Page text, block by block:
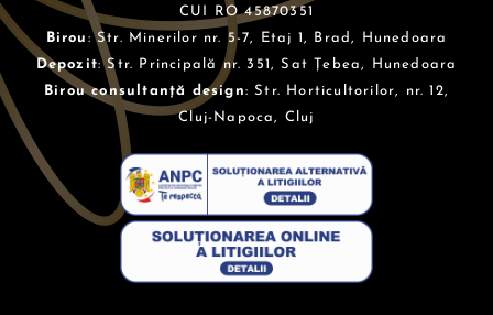
CUI RO 45870351
Birou : Str. Minerilor nr. 5-7, Etaj 1, Brad, Hunedoara
Depozit: Str. Principală nr. 351, Sat Țebea, Hunedoara
Birou consultanță design: Str. Horticultorilor, nr. 12,
Cluj-Napoca, Cluj